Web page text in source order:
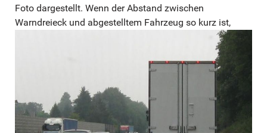
Foto dargestellt. Wenn der Abstand zwischen
Warndreieck und abgestelltem Fahrzeug so kurz ist,